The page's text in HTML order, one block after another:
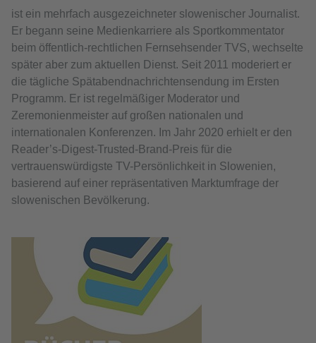
ist ein mehrfach ausgezeichneter slowenischer Journalist.
Er begann seine Medienkarriere als Sportkommentator
beim öffentlich-rechtlichen Fernsehsender TVS, wechselte
später aber zum aktuellen Dienst. Seit 2011 moderiert er
die tägliche Spätabendnachrichtensendung im Ersten
Programm. Er ist regelmäßiger Moderator und
Zeremonienmeister auf großen nationalen und
internationalen Konferenzen. Im Jahr 2020 erhielt er den
Reader’s-Digest-Trusted-Brand-Preis für die
vertrauenswürdigste TV-Persönlichkeit in Slowenien,
basierend auf einer repräsentativen Marktumfrage der
slowenischen Bevölkerung.